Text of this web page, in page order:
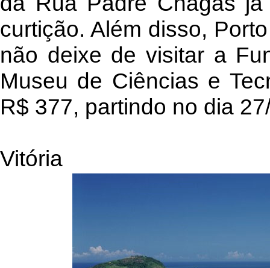
curtição. Além disso,
não deixe de visitar a
Museu de Ciências e
R$ 377, partindo no dia
Vitória